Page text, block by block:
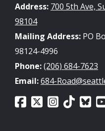
Address: 700 5th Ave,
98104
Mailing Address: PO
98124-4996
Phone:(206) 684-7623
Email:684-